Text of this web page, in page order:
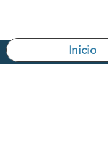
Inicio